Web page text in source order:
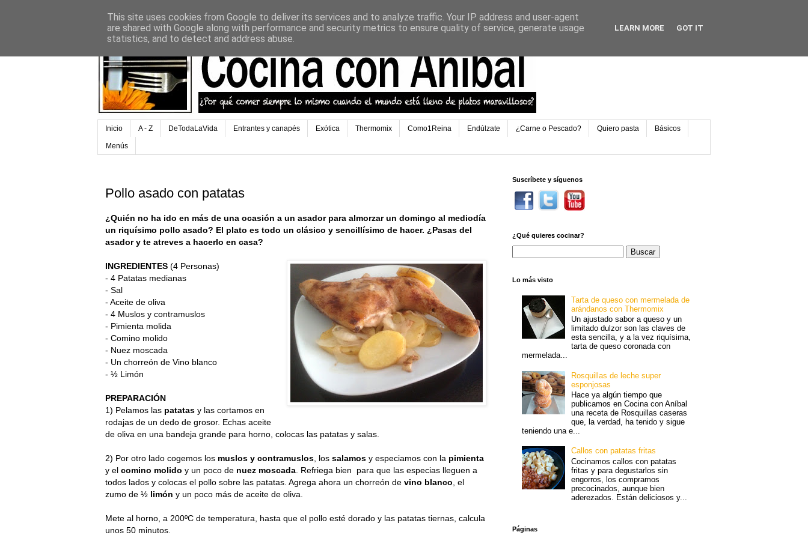
Inicio A - Z DeTodaLaVida Entrantes y canapés Exótica Thermomix Como1Reina Endúlzate ¿Carne o Pescado? Quiero pasta Básicos
Menús
Pollo asado con patatas
¿Quién no ha ido en más de una ocasión a un asador para almorzar un domingo al mediodía
un riquísimo pollo asado? El plato es todo un clásico y sencillísimo de hacer. ¿Pasas del
asador y te atreves a hacerlo en casa?
INGREDIENTES (4 Personas)
- 4 Patatas medianas
- Sal
- Aceite de oliva
- 4 Muslos y contramuslos
- Pimienta molida
- Comino molido
- Nuez moscada
- Un chorreón de Vino blanco
- ½ Limón
PREPARACIÓN
1) Pelamos las patatas y las cortamos en
rodajas de un dedo de grosor. Echas aceite
de oliva en una bandeja grande para horno, colocas las patatas y salas.
2) Por otro lado cogemos los muslos y contramuslos , los salamos y especiamos con la pimienta
y el comino molido y un poco de nuez moscada . Refriega bien para que las especias lleguen a
todos lados y colocas el pollo sobre las patatas. Agrega ahora un chorreón de vino blanco , el
zumo de ½ limón y un poco más de aceite de oliva.
Mete al horno, a 200ºC de temperatura, hasta que el pollo esté dorado y las patatas tiernas, calcula
unos 50 minutos.
Suscríbete y síguenos
¿Qué quieres cocinar?
Lo más visto
Tarta de queso con mermelada de
arándanos con Thermomix
Un ajustado sabor a queso y un
limitado dulzor son las claves de
esta sencilla, y a la vez riquísima,
tarta de queso coronada con
mermelada...
Rosquillas de leche super
esponjosas
Hace ya algún tiempo que
publicamos en Cocina con Aníbal
una receta de Rosquillas caseras
que, la verdad, ha tenido y sigue
teniendo una e...
Callos con patatas fritas
Cocinamos callos con patatas
fritas y para degustarlos sin
engorros, los compramos
precocinados, aunque bien
aderezados. Están deliciosos y...
Páginas
This site uses cookies from Google to deliver its services and to analyze traffic. Your IP address and user-agent
are shared with Google along with performance and security metrics to ensure quality of service, generate usage
statistics, and to detect and address abuse.
LEARN MORE GOT IT